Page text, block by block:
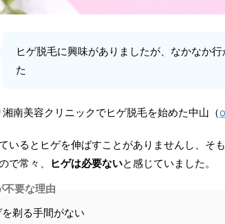
ヒゲ脱毛に興味がありましたが、なかなか
た
南美容クリニックでヒゲ脱毛を始めた中山（
いるとヒゲを伸ばすことがありませんし、そ
で常々、
ヒゲは必要ないと感じていました。
不要な理由
を剃る手間がない